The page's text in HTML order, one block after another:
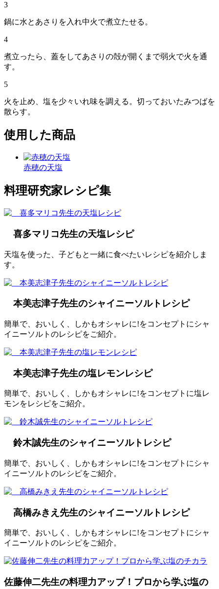
3
鍋に水とあさりを入れ中火で煮立たせる。
4
煮立ったら、蓋をしてあさりの殻が開くまで弱火で火を通
す。
5
火を止め、塩を少々いれ味を調える。切っておいたみつばを
散らす。
使用した商品
赤穂の天塩
料理研究家レシピ集
喜多マリコ先生の天塩レシピ
天塩を使った、子どもと一緒に食べたいレシピを紹介しま
す。
本美志津子先生のシャイニーソルトレシピ
簡単で、おいしく、しかもオシャレに!をコンセプトにシャ
イニーソルトのレシピをご紹介。
本美志津子先生の塩レモンレシピ
簡単で、おいしく、しかもオシャレに!をコンセプトに塩レ
モンをレシピをご紹介。
鈴木誠先生のシャイニーソルトレシピ
簡単で、おいしく、しかもオシャレに!をコンセプトにシャ
イニーソルトのレシピをご紹介。
高橋みきえ先生のシャイニーソルトレシピ
簡単で、おいしく、しかもオシャレに!をコンセプトにシャ
イニーソルトのレシピをご紹介。
佐藤伸二先生の料理力アップ！プロから学ぶ塩の